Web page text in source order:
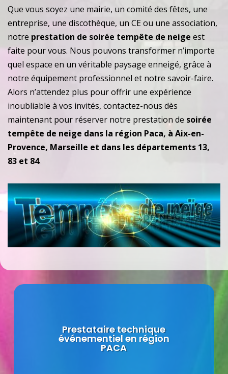
Que vous soyez une mairie, un comité des fêtes, une
entreprise, une discothèque, un CE ou une association,
notre prestation de soirée tempête de neige est
faite pour vous. Nous pouvons transformer n’importe
quel espace en un véritable paysage enneigé, grâce à
notre équipement professionnel et notre savoir-faire.
Alors n’attendez plus pour offrir une expérience
inoubliable à vos invités, contactez-nous dès
maintenant pour réserver notre prestation de soirée
tempête de neige dans la région Paca, à Aix-en-
Provence, Marseille et dans les départements 13,
83 et 84.
Prestataire technique
événementiel en région
PACA